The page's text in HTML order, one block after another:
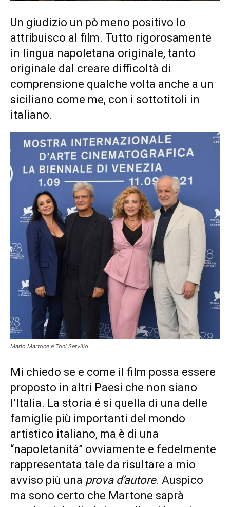
Un giudizio un pò meno positivo lo
attribuisco al film. Tutto rigorosamente
in lingua napoletana originale, tanto
originale dal creare difficoltà di
comprensione qualche volta anche a un
siciliano come me, con i sottotitoli in
italiano.
Mario Martone e Toni Servillo
Mi chiedo se e come il film possa essere
proposto in altri Paesi che non siano
l’Italia. La storia é si quella di una delle
famiglie più importanti del mondo
artistico italiano, ma è di una
“napoletanità” ovviamente e fedelmente
rappresentata tale da risultare a mio
avviso più una prova d’autore. Auspico
ma sono certo che Martone saprà